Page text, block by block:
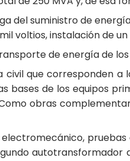
del suministro de
voltios, instalación de
de energía de
que corresponden
bases de los equipos
obras